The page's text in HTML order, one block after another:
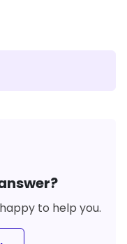
to help you.